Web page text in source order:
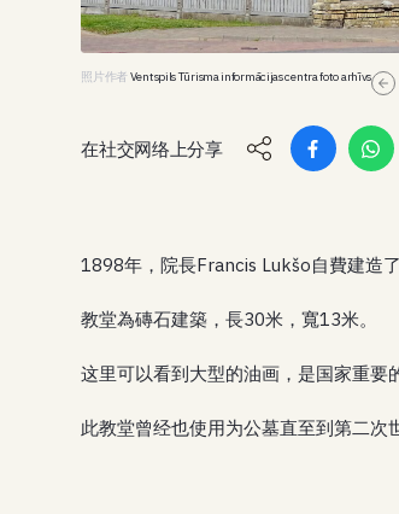
照片作者 Ventspils Tūrisma informācijas centra foto arhīvs
在社交网络上分享
1898年，院長Francis Lukšo自費建造
教堂為磚石建築，長30米，寬13米。
这里可以看到大型的油画，是国家重要
此教堂曾经也使用为公墓直至到第二次